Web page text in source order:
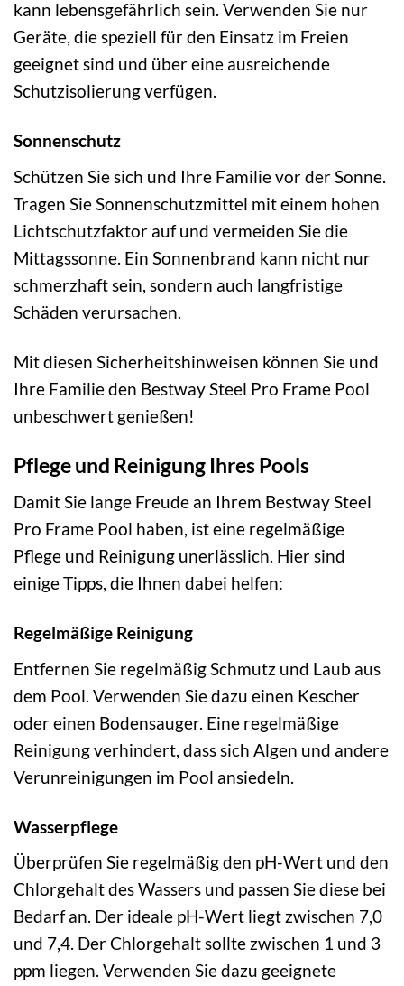
kann lebensgefährlich sein. Verwenden Sie nur
Geräte, die speziell für den Einsatz im Freien
geeignet sind und über eine ausreichende
Schutzisolierung verfügen.
Sonnenschutz
Schützen Sie sich und Ihre Familie vor der Sonne.
Tragen Sie Sonnenschutzmittel mit einem hohen
Lichtschutzfaktor auf und vermeiden Sie die
Mittagssonne. Ein Sonnenbrand kann nicht nur
schmerzhaft sein, sondern auch langfristige
Schäden verursachen.
Mit diesen Sicherheitshinweisen können Sie und
Ihre Familie den Bestway Steel Pro Frame Pool
unbeschwert genießen!
Pflege und Reinigung Ihres Pools
Damit Sie lange Freude an Ihrem Bestway Steel
Pro Frame Pool haben, ist eine regelmäßige
Pflege und Reinigung unerlässlich. Hier sind
einige Tipps, die Ihnen dabei helfen:
Regelmäßige Reinigung
Entfernen Sie regelmäßig Schmutz und Laub aus
dem Pool. Verwenden Sie dazu einen Kescher
oder einen Bodensauger. Eine regelmäßige
Reinigung verhindert, dass sich Algen und andere
Verunreinigungen im Pool ansiedeln.
Wasserpflege
Überprüfen Sie regelmäßig den pH-Wert und den
Chlorgehalt des Wassers und passen Sie diese bei
Bedarf an. Der ideale pH-Wert liegt zwischen 7,0
und 7,4. Der Chlorgehalt sollte zwischen 1 und 3
ppm liegen. Verwenden Sie dazu geeignete